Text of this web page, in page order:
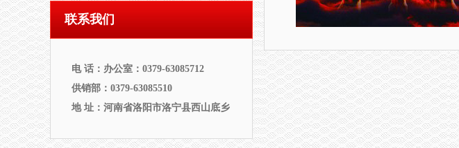
联系我们
电 话：办公室：0379-63085712
供销部：0379-63085510
地 址：河南省洛阳市洛宁县西山底乡